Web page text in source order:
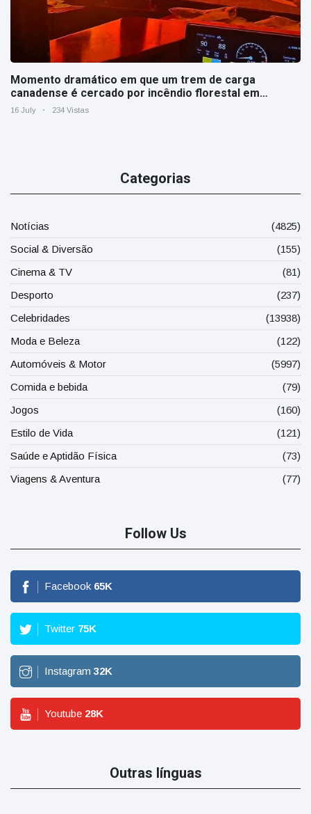
Momento dramático em que um trem de carga
canadense é cercado por incêndio florestal em
Ontário
16 July 234 Vistas
Categorias
Notícias
(4825)
Social & Diversão
(155)
Cinema & TV
(81)
Desporto
(237)
Celebridades
(13938)
Moda e Beleza
(122)
Automóveis & Motor
(5997)
Comida e bebida
(79)
Jogos
(160)
Estilo de Vida
(121)
Saúde e Aptidão Física
(73)
Viagens & Aventura
(77)
Follow Us
Facebook 65K
Twitter 75K
Instagram 32K
Youtube 28K
Outras línguas